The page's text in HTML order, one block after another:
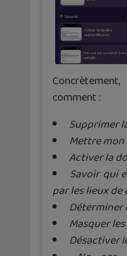
comment :
Supprimer
Mettre
Activer la
Savoir qui
par les lieux
Déterminer
Masquer
Désactiver